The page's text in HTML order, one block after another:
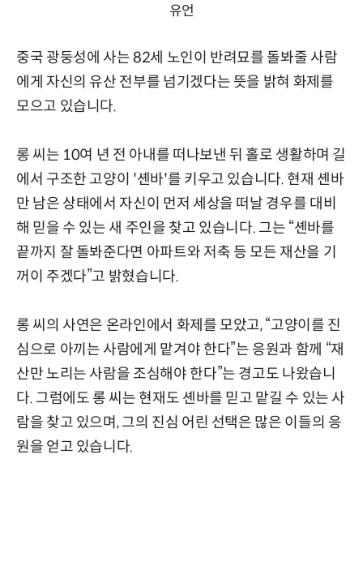
유언
중국 광둥성에 사는 82세 노인이 반려묘를 돌봐줄 사람
에게 자신의 유산 전부를 넘기겠다는 뜻을 밝혀 화제를
모으고 있습니다.
롱 씨는 10여 년 전 아내를 떠나보낸 뒤 홀로 생활하며 길
에서 구조한 고양이 '셴바'를 키우고 있습니다. 현재 셴바
만 남은 상태에서 자신이 먼저 세상을 떠날 경우를 대비
해 믿을 수 있는 새 주인을 찾고 있습니다. 그는 “셴바를
끝까지 잘 돌봐준다면 아파트와 저축 등 모든 재산을 기
꺼이 주겠다”고 밝혔습니다.
롱 씨의 사연은 온라인에서 화제를 모았고, “고양이를 진
심으로 아끼는 사람에게 맡겨야 한다”는 응원과 함께 “재
산만 노리는 사람을 조심해야 한다”는 경고도 나왔습니
다. 그럼에도 롱 씨는 현재도 셴바를 믿고 맡길 수 있는 사
람을 찾고 있으며, 그의 진심 어린 선택은 많은 이들의 응
원을 얻고 있습니다.